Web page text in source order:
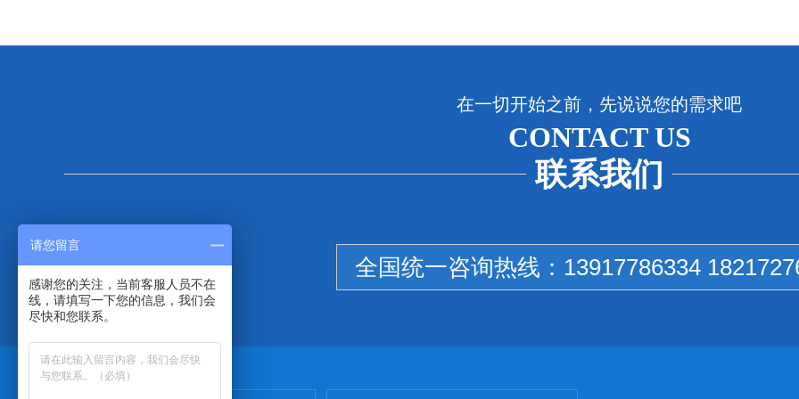
在一切开始之前，先说说您的需求吧
CONTACT US
联系我们
全国统一咨询热线： 13917786334
请您留言
感谢您的关注，当前客服人员不在
线，请填写一下您的信息，我们会
尽快和您联系。